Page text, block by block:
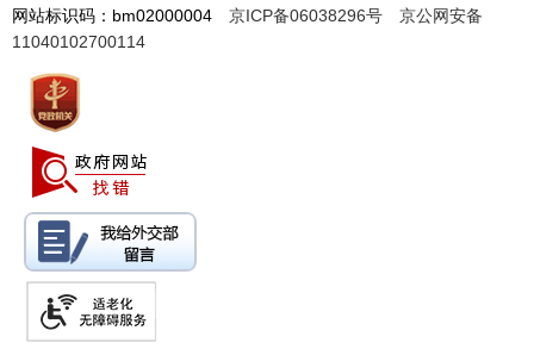
网站标识码：bm02000004 京ICP备06038296号
京公网安备
11040102700114